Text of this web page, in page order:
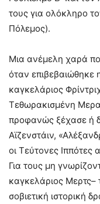
τους για ολόκληρο
Πόλεμος).
Μια ανέμελη χαρά
όταν επιβεβαιώθηκε
καγκελάριος
Τεθωρακισμένη
προφανώς ξέχασε ή
Αϊζενστάιν,
οι Τεύτονες Ιππότες
Για τους μη
καγκελάριος Μερτς–
σοβιετική ιστορική